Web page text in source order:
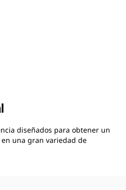
diseñados para obtener un
una gran variedad de